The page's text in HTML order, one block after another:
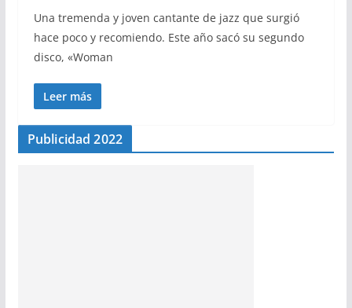
Una tremenda y joven cantante de jazz que surgió
hace poco y recomiendo. Este año sacó su segundo
disco, «Woman
Leer más
Publicidad 2022